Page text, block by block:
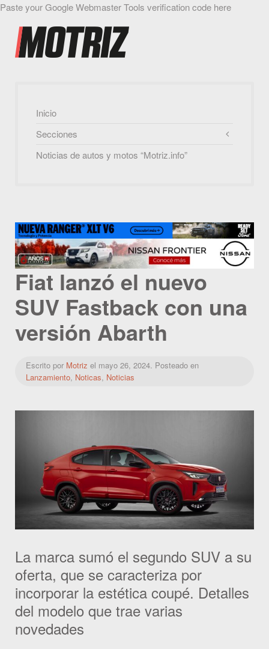
Paste your Google Webmaster Tools verification code here
Inicio
Secciones
Noticias de autos y motos “Motriz.info”
Fiat lanzó el nuevo
SUV Fastback con una
versión Abarth
Escrito por Motriz el mayo 26, 2024. Posteado en
Lanzamiento, Noticas, Noticias
La marca sumó el segundo SUV a su
oferta, que se caracteriza por
incorporar la estética coupé. Detalles
del modelo que trae varias
novedades